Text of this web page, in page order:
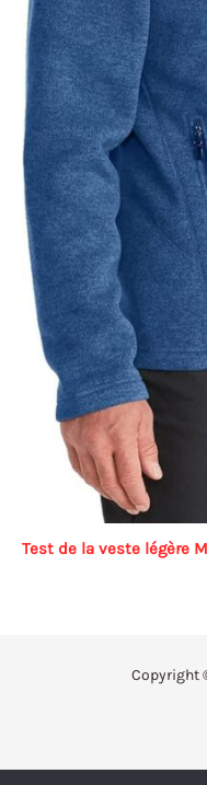
Test de la veste légère
Copyright